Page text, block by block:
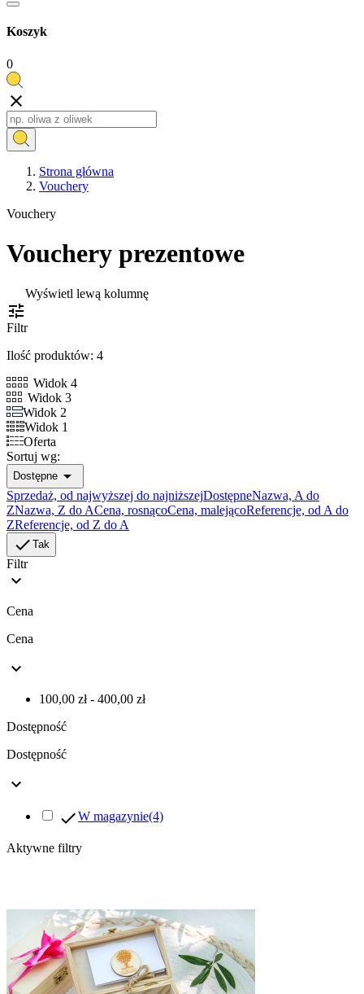
Koszyk
0

Strona główna
Vouchery
Vouchery
Vouchery prezentowe
Wyświetl lewą kolumnę

Filtr
Ilość produktów: 4
Widok 4
Widok 3
Widok 2
Widok 1
Oferta
Sortuj wg:
Dostępne 
Sprzedaż, od najwyższej do najniższejDostępneNazwa, A do
ZNazwa, Z do ACena, rosnącoCena, malejącoReferencje, od A do
ZReferencje, od Z do A
 Tak
Filtr

Cena
Cena

100,00 zł - 400,00 zł
Dostępność
Dostępność

W magazynie(4)
Aktywne filtry